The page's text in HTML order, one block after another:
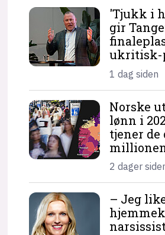
'Tjukk i
gir
ukritisk-
1 dag siden
Norske
lønn i
tjener de
2 dager
– Jeg